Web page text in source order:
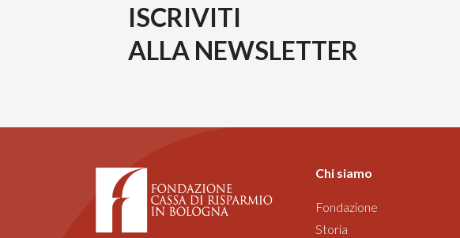
ISCRIVITI
ALLA NEWSLETTER
Chi siamo
Fondazione
Storia